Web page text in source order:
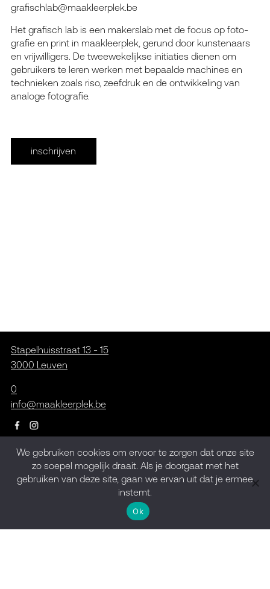
grafischlab@maakleerplek.be
Het gra­fisch lab is een makerslab met de focus op foto­
gra­fie en print in maak­leer­plek, gerund door kun­ste­naars
en vrij­wil­li­gers. De twee­we­ke­lijk­se ini­ti­a­ties die­nen om
gebrui­kers te leren wer­ken met bepaal­de machi­nes en
tech­nie­ken zoals riso, zeef­druk en de ont­wik­ke­ling van
ana­lo­ge foto­gra­fie.
inschrijven
Stapelhuisstraat 13 - 15
3000 Leuven
0
info@maakleerplek.be
Inschrijven op de
nieuwsbrief
We gebruiken cookies om ervoor te zorgen dat onze site
zo soepel mogelijk draait. Als je doorgaat met het
gebruiken van deze site, gaan we ervan uit dat je ermee
instemt.
Ok